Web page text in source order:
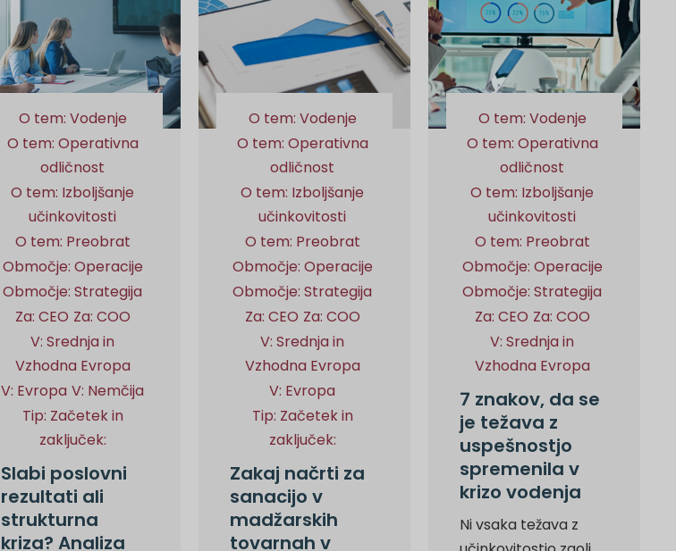
O tem: Vodenje
O tem: Operativna
odličnost
O tem: Izboljšanje
učinkovitosti
O tem: Preobrat
Območje: Operacije
Območje: Strategija
Za: CEO Za: COO
V: Srednja in
Vzhodna Evropa
V: Evropa V: Nemčija
Tip: Začetek in
zaključek:
Slabi poslovni
rezultati ali
strukturna
kriza? Analiza
O tem: Vodenje
O tem: Operativna
odličnost
O tem: Izboljšanje
učinkovitosti
O tem: Preobrat
Območje: Operacije
Območje: Strategija
Za: CEO Za: COO
V: Srednja in
Vzhodna Evropa
V: Evropa
Tip: Začetek in
zaključek:
Zakaj načrti za
sanacijo v
madžarskih
tovarnah v
O tem: Vodenje
O tem: Operativna
odličnost
O tem: Izboljšanje
učinkovitosti
O tem: Preobrat
Območje: Operacije
Območje: Strategija
Za: CEO Za: COO
V: Srednja in
Vzhodna Evropa
7 znakov, da se
je težava z
uspešnostjo
spremenila v
krizo vodenja
Ni vsaka težava z